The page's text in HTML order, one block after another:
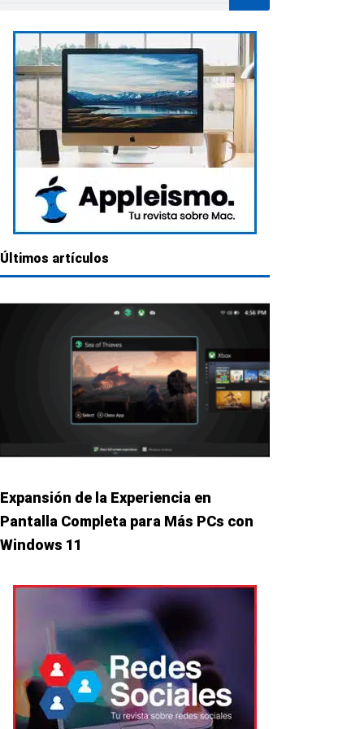
Últimos artículos
Expansión de la Experiencia en
Pantalla Completa para Más PCs con
Windows 11